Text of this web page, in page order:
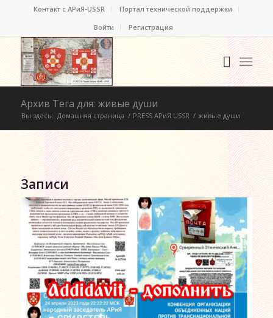
Контакт c АРиЯ-USSR
Портал технической поддержки
Войти
Регистрация
Архив Тега для: живые души
Вы здесь: Домашняя страница / PRESS АРиЯ USSR / живые души
Записи